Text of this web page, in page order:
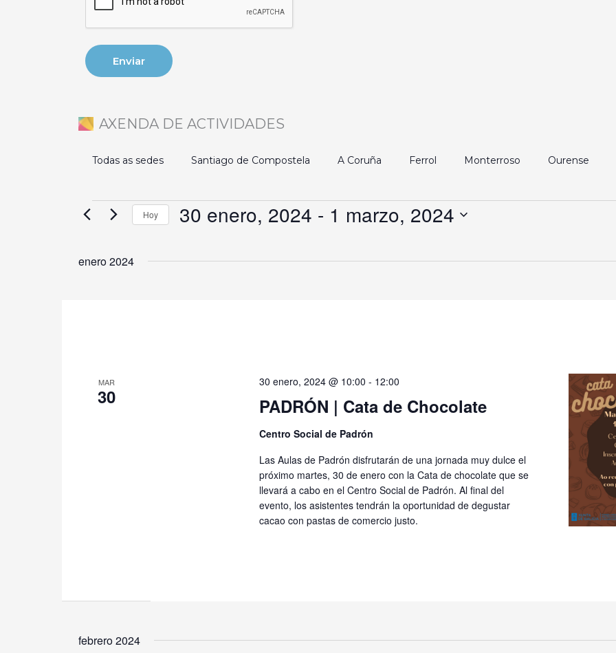
AXENDA DE ACTIVIDADES
Todas as sedes Santiago de Compostela A Coruña Ferrol Monterroso Ourense
Eventos Hoy 30 enero, 2024 - 1 marzo, 2024
la
enero 2024
MAR
30 PADRÓN | Cata de Chocolate
30 enero, 2024 @ 10:00 - 12:00
Centro Social de Padrón
Las Aulas de Padrón disfrutarán de una jornada muy dulce el
próximo martes, 30 de enero con la Cata de chocolate que se
llevará a cabo en el Centro Social de Padrón. Al final del
evento, los asistentes tendrán la oportunidad de degustar
cacao con pastas de comercio justo.
febrero 2024